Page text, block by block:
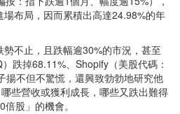
布局，因而累積出高達24.98%的年
不止，且跌幅逾30%的市況，甚至
跌掉68.11%、Shopify（美股代碼：
揚不但不驚慌，還興致勃勃地研究他
些營收或獲利成長，哪些又跌出難得
股」的機會。